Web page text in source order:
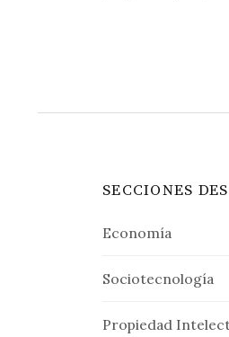
SECCIONES
Economía
Sociotecnología
Propiedad